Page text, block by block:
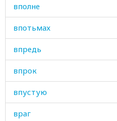
вполне
впотьмах
впредь
впрок
впустую
враг